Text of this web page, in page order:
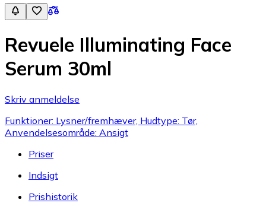
Revuele Illuminating Face
Serum 30ml
Skriv anmeldelse
Funktioner: Lysner/fremhæver, Hudtype: Tør,
Anvendelsesområde: Ansigt
Priser
Indsigt
Prishistorik